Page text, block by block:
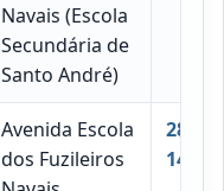
Navais (Escola
Secundária de
Santo André)
Avenida Escola
dos Fuzileiros
2830-
149